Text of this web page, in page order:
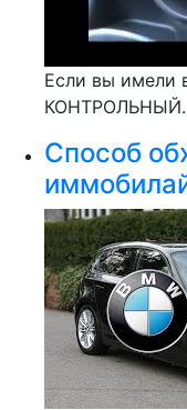
Если вы имели
Способ